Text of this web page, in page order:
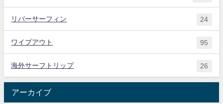
リバーサーフィン 24
ワイプアウト 95
海外サーフトリップ 26
アーカイブ